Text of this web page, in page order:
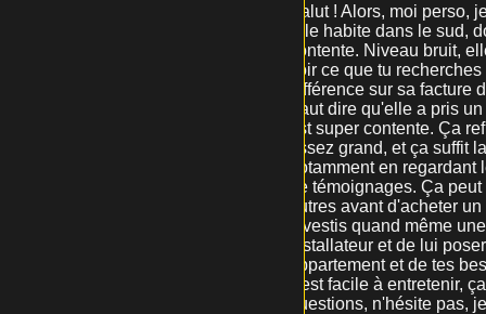
Salut ! Alors, moi
Elle habite dans le sud,
contente. Niveau bruit,
voir ce que tu
différence sur sa
Faut dire qu'elle a pris
est super contente. Ça
assez grand, et ça suffit
notamment en
de témoignages. Ça
autres avant d'acheter
investis quand même
installateur et de lui
appartement et de tes
c'est facile à entretenir,
questions, n'hésite pas,